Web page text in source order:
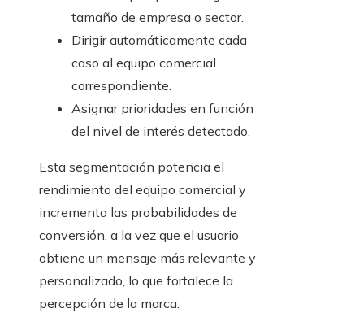
tamaño de empresa o sector.
Dirigir automáticamente cada
caso al equipo comercial
correspondiente.
Asignar prioridades en función
del nivel de interés detectado.
Esta segmentación potencia el
rendimiento del equipo comercial y
incrementa las probabilidades de
conversión, a la vez que el usuario
obtiene un mensaje más relevante y
personalizado, lo que fortalece la
percepción de la marca.